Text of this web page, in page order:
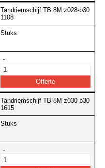
Tandriemschijf TB 8M z028-b30
1108
Stuks
-
Tandriemschijf TB 8M z030-b30
1615
Stuks
-